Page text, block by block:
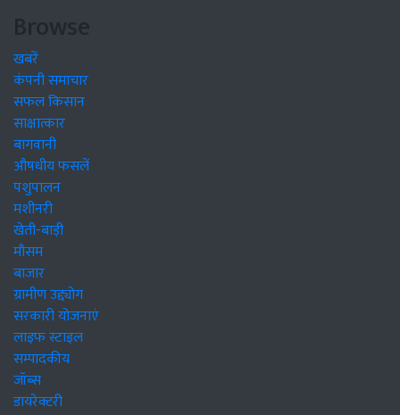
Browse
खबरें
कंपनी समाचार
सफल किसान
साक्षात्कार
बागवानी
औषधीय फसलें
पशुपालन
मशीनरी
खेती-बाड़ी
मौसम
बाजार
ग्रामीण उद्द्योग
सरकारी योजनाएं
लाइफ स्टाइल
सम्पादकीय
जॉब्स
डायरेक्टरी